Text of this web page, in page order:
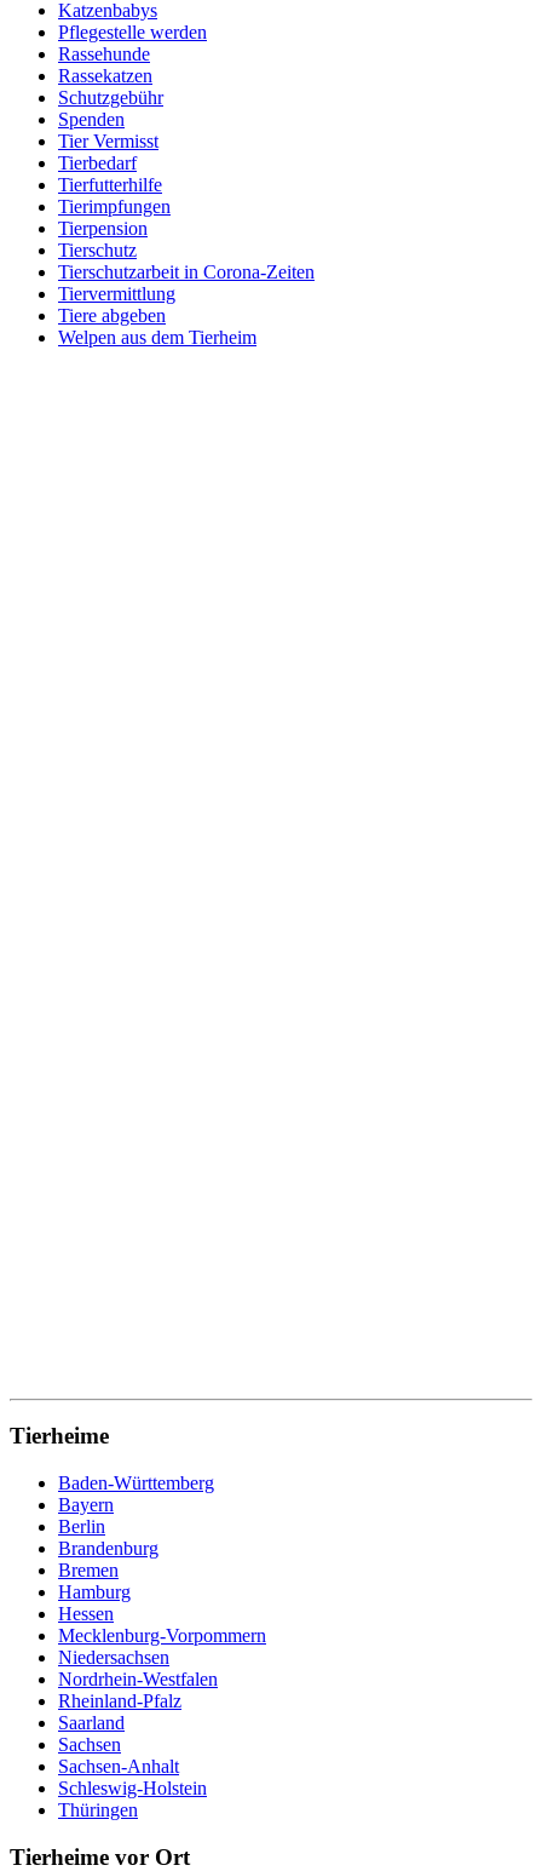
Katzenbabys
Pflegestelle werden
Rassehunde
Rassekatzen
Schutzgebühr
Spenden
Tier Vermisst
Tierbedarf
Tierfutterhilfe
Tierimpfungen
Tierpension
Tierschutz
Tierschutzarbeit in Corona-Zeiten
Tiervermittlung
Tiere abgeben
Welpen aus dem Tierheim
Tierheime
Baden-Württemberg
Bayern
Berlin
Brandenburg
Bremen
Hamburg
Hessen
Mecklenburg-Vorpommern
Niedersachsen
Nordrhein-Westfalen
Rheinland-Pfalz
Saarland
Sachsen
Sachsen-Anhalt
Schleswig-Holstein
Thüringen
Tierheime vor Ort